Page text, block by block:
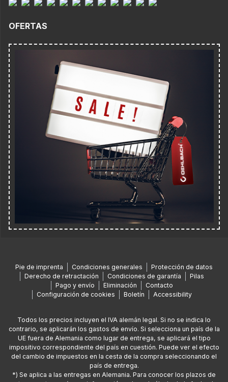
OFERTAS
Pie de imprenta Condiciones generales
Protección de datos
Derecho de retractación
Condiciones de garantía
Pilas
Pago y envío
Eliminación
Contacto
Configuración de cookies
Boletín Accessibility
Todos los precios incluyen el IVA alemán legal. Si no se indica lo
contrario, se aplicarán los gastos de envío. Si selecciona un país de la
UE fuera de Alemania como lugar de entrega, se aplicará el tipo
impositivo correspondiente del país en cuestión. Puede ver el efecto
del cambio de impuestos en la cesta de la compra seleccionando el
país de entrega.
*) Se aplica a las entregas en Alemania. Para conocer los plazos de